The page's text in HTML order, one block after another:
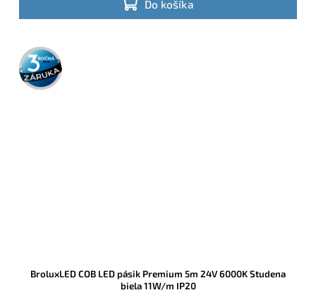
Do košíka
3 roky
záruka
BroluxLED COB LED pásik Premium 5m 24V 6000K Studena
biela 11W/m IP20